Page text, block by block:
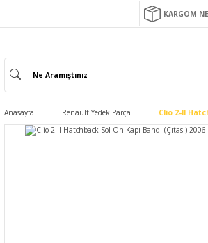
KARGOM
Anasayfa Renault Yedek Parça Clio 2-II